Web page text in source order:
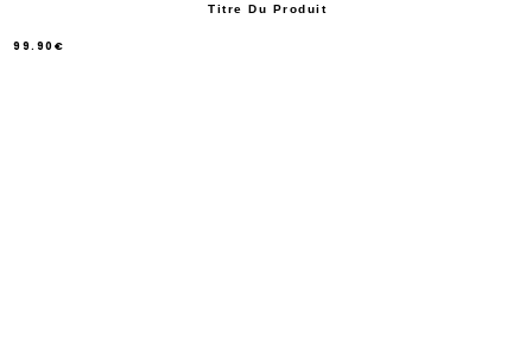
Titre Du Produit
99.90€